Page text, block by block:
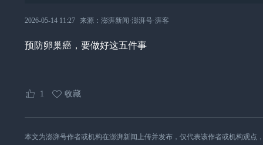
2026-05-14 11:27 来源： 澎湃新闻·澎湃号·湃客
预防卵巢癌，要做好这五件事
1 收藏
本文为澎湃号作者或机构在澎湃新闻上传并发布，仅代表该作者或机构观点